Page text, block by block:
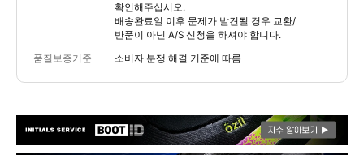
확인해주십시오.
배송완료일 이후 문제가 발견될 경우 교환/
반품이 아닌 A/S 신청을 하셔야 합니다.
품질보증기준 소비자 분쟁 해결 기준에 따름